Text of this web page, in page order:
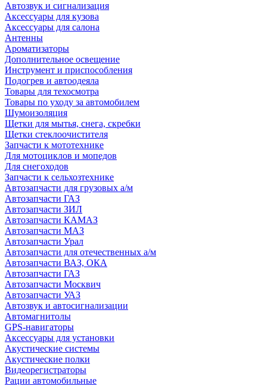
Автозвук и сигнализация
Аксессуары для кузова
Аксессуары для салона
Антенны
Ароматизаторы
Дополнительное освещение
Инструмент и приспособления
Подогрев и автоодеяла
Товары для техосмотра
Товары по уходу за автомобилем
Шумоизоляция
Щетки для мытья, снега, скребки
Щетки стеклоочистителя
Запчасти к мототехнике
Для мотоциклов и мопедов
Для снегоходов
Запчасти к сельхозтехнике
Автозапчасти для грузовых а/м
Автозапчасти ГАЗ
Автозапчасти ЗИЛ
Автозапчасти КАМАЗ
Автозапчасти МАЗ
Автозапчасти Урал
Автозапчасти для отечественных а/м
Автозапчасти ВАЗ, ОКА
Автозапчасти ГАЗ
Автозапчасти Москвич
Автозапчасти УАЗ
Автозвук и автосигнализации
Автомагнитолы
GPS-навигаторы
Аксессуары для установки
Акустические системы
Акустические полки
Видеорегистраторы
Рации автомобильные